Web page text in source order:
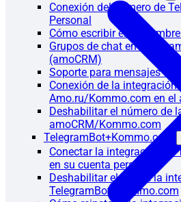
Conexión del número de
Personal
Cómo escribir en el
Grupos de chat en
(amoCRM)
Soporte para mensajes
Conexión de la integración
Amo.ru/Kommo.com en el
Deshabilitar el número de
amoCRM/Kommo.com
TelegramBot+Kommo.com
Conectar la integración de
en su cuenta personal
Deshabilitar el bot de la
TelegramBot+Kommo.com